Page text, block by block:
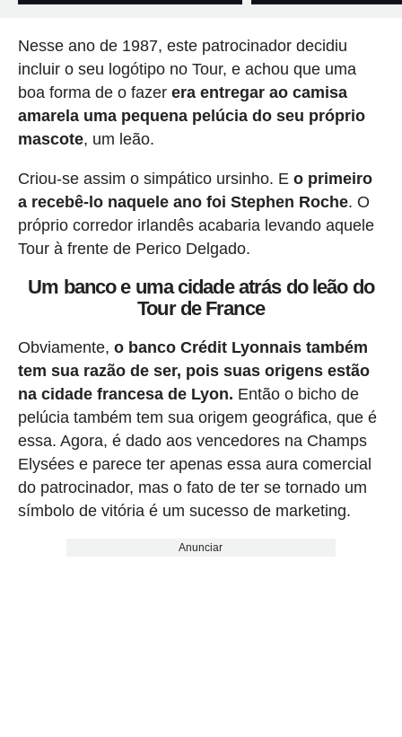
Nesse ano de 1987, este patrocinador decidiu
incluir o seu logótipo no Tour, e achou que uma
boa forma de o fazer era entregar ao camisa
amarela uma pequena pelúcia do seu próprio
mascote, um leão.
Criou-se assim o simpático ursinho. E o primeiro
a recebê-lo naquele ano foi Stephen Roche. O
próprio corredor irlandês acabaria levando aquele
Tour à frente de Perico Delgado.
Um banco e uma cidade atrás do leão do
Tour de France
Obviamente, o banco Crédit Lyonnais também
tem sua razão de ser, pois suas origens estão
na cidade francesa de Lyon. Então o bicho de
pelúcia também tem sua origem geográfica, que é
essa. Agora, é dado aos vencedores na Champs
Elysées e parece ter apenas essa aura comercial
do patrocinador, mas o fato de ter se tornado um
símbolo de vitória é um sucesso de marketing.
Anunciar